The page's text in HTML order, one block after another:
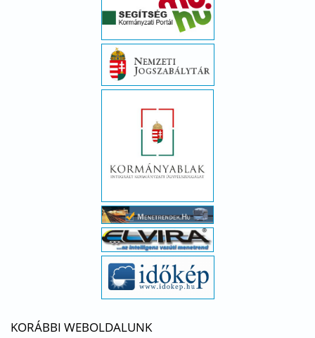
KORÁBBI WEBOLDALUNK